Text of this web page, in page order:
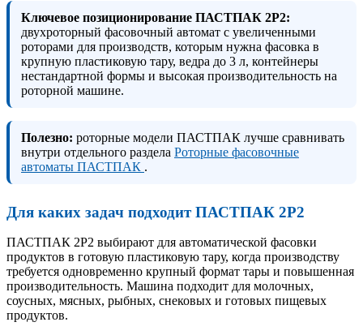
Ключевое позиционирование ПАСТПАК 2Р2:
двухроторный фасовочный автомат с увеличенными
роторами для производств, которым нужна фасовка в
крупную пластиковую тару, ведра до 3 л, контейнеры
нестандартной формы и высокая производительность на
роторной машине.
Полезно: роторные модели ПАСТПАК лучше сравнивать
внутри отдельного раздела Роторные фасовочные
автоматы ПАСТПАК .
Для каких задач подходит ПАСТПАК 2Р2
ПАСТПАК 2Р2 выбирают для автоматической фасовки
продуктов в готовую пластиковую тару, когда производству
требуется одновременно крупный формат тары и повышенная
производительность. Машина подходит для молочных,
соусных, мясных, рыбных, снековых и готовых пищевых
продуктов.